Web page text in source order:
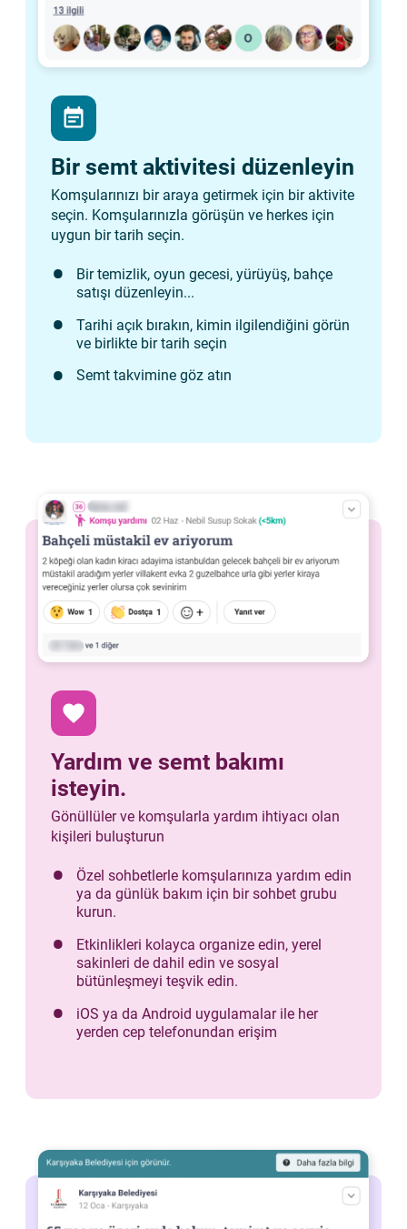
event_note
Bir semt aktivitesi düzenleyin
Komşularınızı bir araya getirmek için bir aktivite
seçin. Komşularınızla görüşün ve herkes için
uygun bir tarih seçin.
Bir temizlik, oyun gecesi, yürüyüş, bahçe
satışı düzenleyin...
Tarihi açık bırakın, kimin ilgilendiğini görün
ve birlikte bir tarih seçin
Semt takvimine göz atın
favorite
Yardım ve semt bakımı
isteyin.
Gönüllüler ve komşularla yardım ihtiyacı olan
kişileri buluşturun
Özel sohbetlerle komşularınıza yardım edin
ya da günlük bakım için bir sohbet grubu
kurun.
Etkinlikleri kolayca organize edin, yerel
sakinleri de dahil edin ve sosyal
bütünleşmeyi teşvik edin.
iOS ya da Android uygulamalar ile her
yerden cep telefonundan erişim